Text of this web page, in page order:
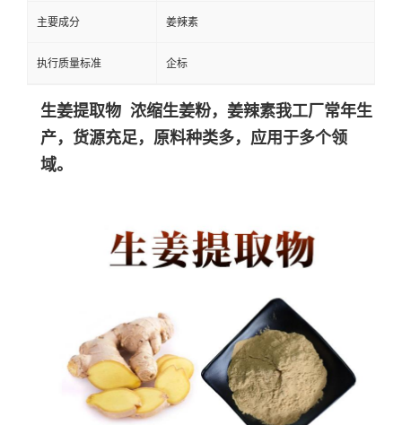
主要成分 姜辣素
执行质量标准 企标
生姜提取物 浓缩生姜粉，姜辣素我工厂常年生
产，货源充足，原料种类多，应用于多个领
域。